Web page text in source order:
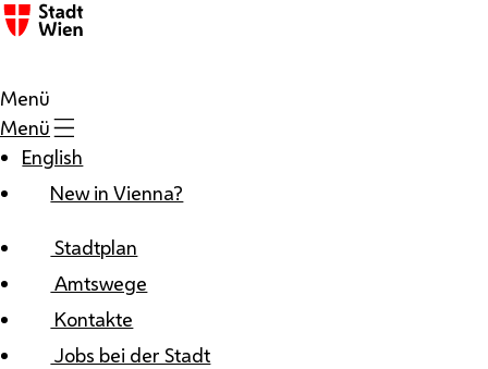
Zum Inhalt
Menü
Menü
English
New in Vienna?
Stadtplan
Amtswege
Kontakte
Jobs bei der Stadt